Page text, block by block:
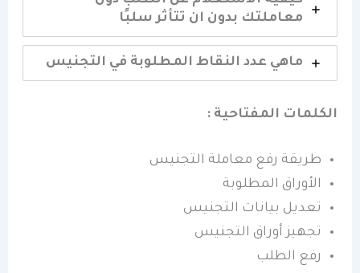
معاملتك بدون ان تتأثر سلبًا
ماهي عدد النقاط المطلوبة في التجنيس
الكلمات المفتاحية :
طريقة رفع معاملة التجنيس
الأوراق المطلوبة
تعديل بيانات التجنيس
تجهيز أوراق التجنيس
رفع الطلب